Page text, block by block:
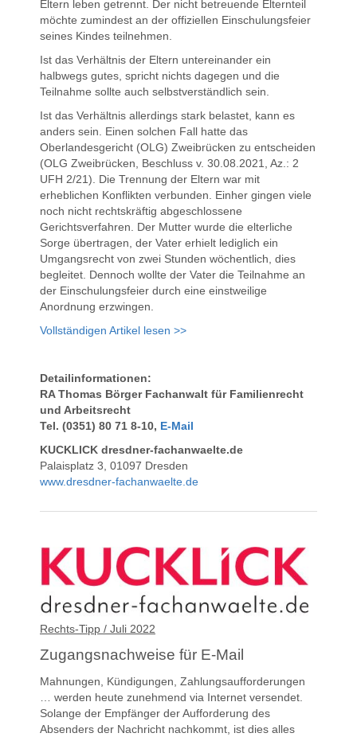
Eltern leben getrennt. Der nicht betreuende Elternteil
möchte zumindest an der offiziellen Einschulungsfeier
seines Kindes teilnehmen.
Ist das Verhältnis der Eltern untereinander ein
halbwegs gutes, spricht nichts dagegen und die
Teilnahme sollte auch selbstverständlich sein.
Ist das Verhältnis allerdings stark belastet, kann es
anders sein. Einen solchen Fall hatte das
Oberlandesgericht (OLG) Zweibrücken zu entscheiden
(OLG Zweibrücken, Beschluss v. 30.08.2021, Az.: 2
UFH 2/21). Die Trennung der Eltern war mit
erheblichen Konflikten verbunden. Einher gingen viele
noch nicht rechtskräftig abgeschlossene
Gerichtsverfahren. Der Mutter wurde die elterliche
Sorge übertragen, der Vater erhielt lediglich ein
Umgangsrecht von zwei Stunden wöchentlich, dies
begleitet. Dennoch wollte der Vater die Teilnahme an
der Einschulungsfeier durch eine einstweilige
Anordnung erzwingen.
Vollständigen Artikel lesen >>
Detailinformationen:
RA Thomas Börger Fachanwalt für Familienrecht
und Arbeitsrecht
Tel. (0351) 80 71 8-10, E-Mail
KUCKLICK dresdner-fachanwaelte.de
Palaisplatz 3, 01097 Dresden
www.dresdner-fachanwaelte.de
Rechts-Tipp / Juli 2022
Zugangsnachweise für E-Mail
Mahnungen, Kündigungen, Zahlungsaufforderungen
… werden heute zunehmend via Internet versendet.
Solange der Empfänger der Aufforderung des
Absenders der Nachricht nachkommt, ist dies alles